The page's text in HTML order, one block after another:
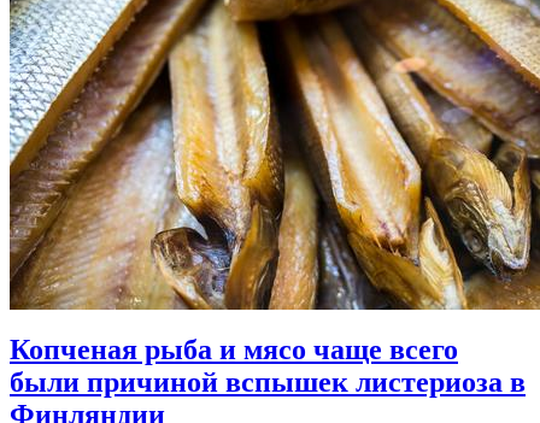
Копченая рыба и мясо чаще всего
были причиной вспышек листериоза в
Финляндии